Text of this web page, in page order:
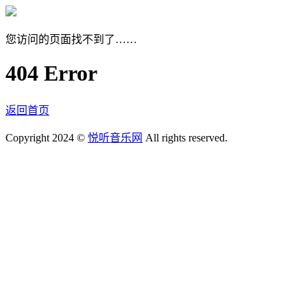
您访问的页面找不到了……
404 Error
返回首页
Copyright 2024 © 悦听音乐网 All rights reserved.